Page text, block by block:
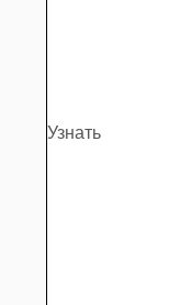
Узнать